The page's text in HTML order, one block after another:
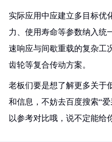
实际应用中应建立多目标优
力、使用寿命等参数纳入统
速响应与间歇重载的复杂工
齿轮等复合传动方案。
老板们要是想了解更多关于
和信息，不妨去百度搜索“
以参考对比哦，说不定能给